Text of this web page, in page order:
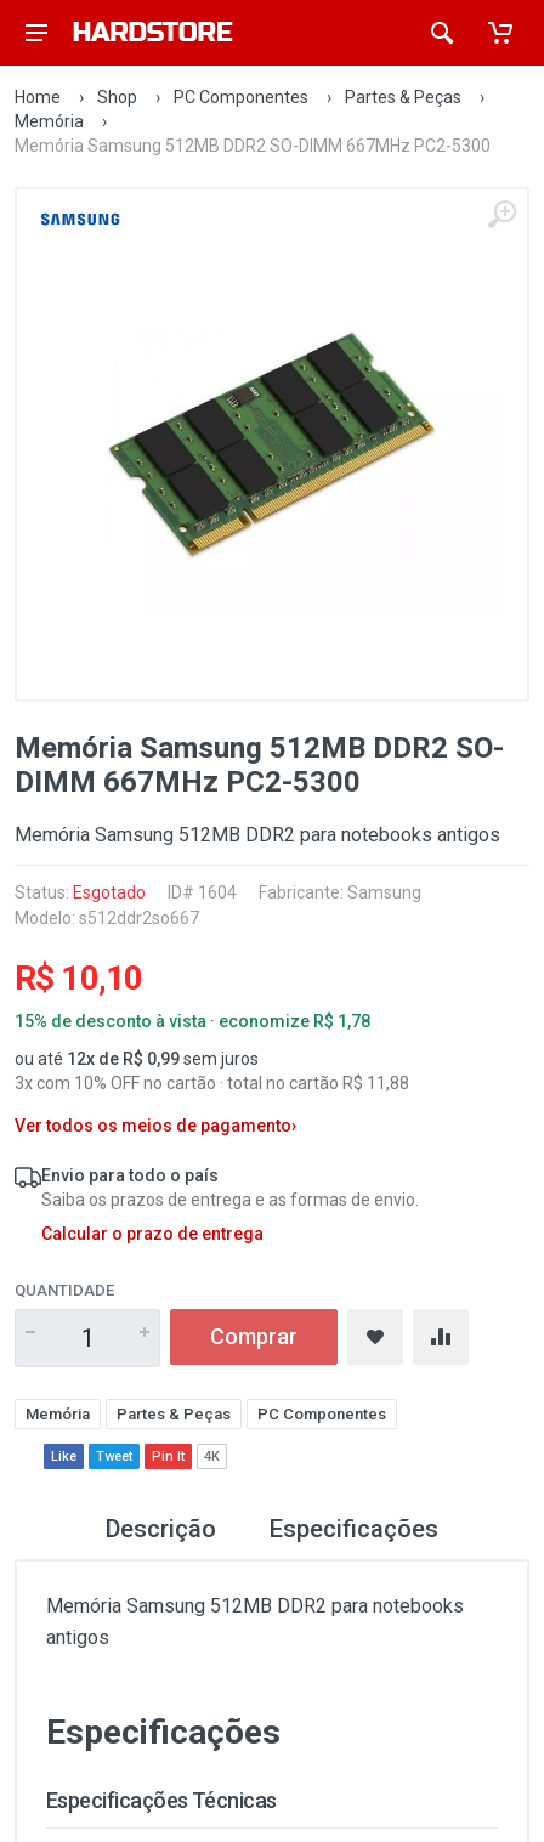
Home › Shop › PC Componentes › Partes & Peças
›
Memória
›
Memória Samsung 512MB DDR2 SO-DIMM 667MHz PC2-5300
Memória Samsung 512MB DDR2 SO-
DIMM 667MHz PC2-5300
Memória Samsung 512MB DDR2 para notebooks antigos
Status: Esgotado ID# 1604 Fabricante: Samsung
Modelo: s512ddr2so667
R$ 10,10
15% de desconto à vista · economize R$ 1,78
ou até 12x de R$ 0,99sem juros
3x com 10% OFF no cartão · total no cartão R$ 11,88
Ver todos os meios de pagamento›
Envio para todo o país
Saiba os prazos de entrega e as formas de envio.
Calcular o prazo de entrega
QUANTIDADE
Comprar
Memória Partes & Peças PC Componentes
Like Tweet Pin It 4K
Descrição Especificações
Memória Samsung 512MB DDR2 para notebooks
antigos
Especificações
Especificações Técnicas